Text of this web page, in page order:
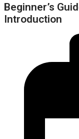
Beginner’s
Introduction